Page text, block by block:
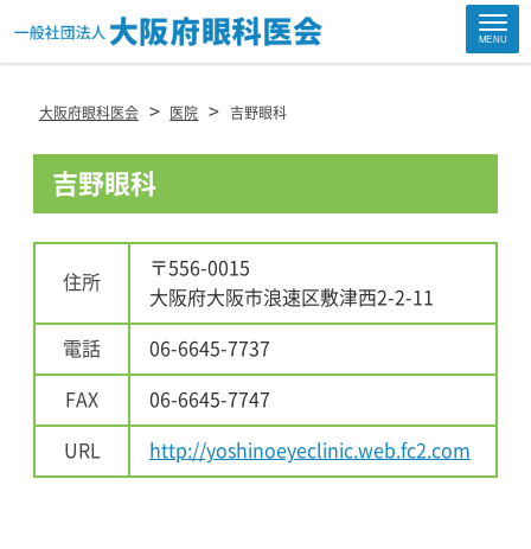
MENU
大阪府眼科医会 > 医院 > 吉野眼科
吉野眼科
住所
〒556-0015
大阪府大阪市浪速区敷津西2-2-11
電話 06-6645-7737
FAX 06-6645-7747
URL http://yoshinoeyeclinic.web.fc2.com
Site
Footer